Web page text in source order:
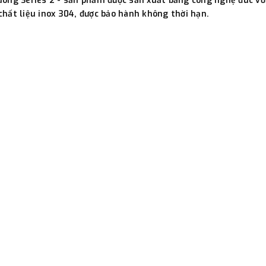
trị hàng + phí vận chuyển
liệu inox 304, được bảo hành không thời hạn.